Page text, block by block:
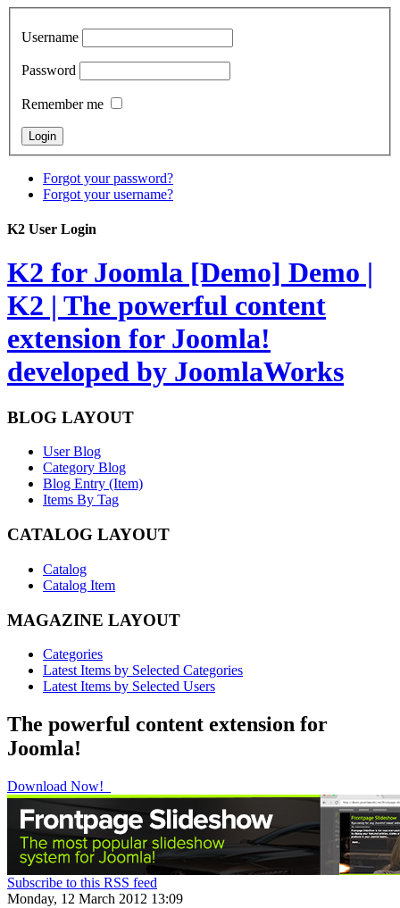
Username
Password
Remember me
Forgot your password?
Forgot your username?
K2 User Login
K2 for Joomla [Demo] Demo |
K2 | The powerful content
extension for Joomla!
developed by JoomlaWorks
BLOG LAYOUT
User Blog
Category Blog
Blog Entry (Item)
Items By Tag
CATALOG LAYOUT
Catalog
Catalog Item
MAGAZINE LAYOUT
Categories
Latest Items by Selected Categories
Latest Items by Selected Users
The powerful content extension for
Joomla!
Download Now!
Subscribe to this RSS feed
Monday, 12 March 2012 13:09